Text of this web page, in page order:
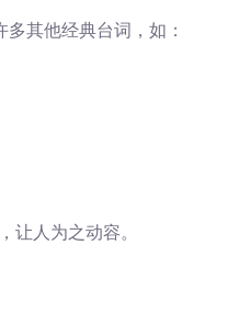
多其他经典台词，如：
让人为之动容。